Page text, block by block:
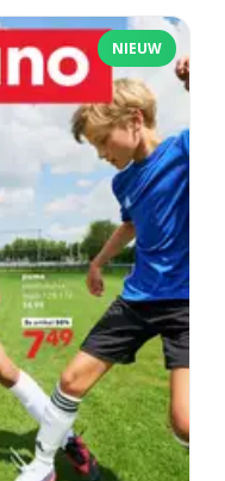
NIEUW